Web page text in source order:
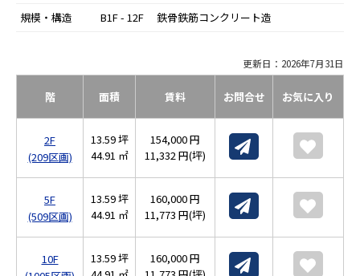
規模・構造
B1F - 12F 鉄骨鉄筋コンクリート造
更新日：2026年7月31日
階 面積 賃料 お問合せ お気に入り
2F
(209区画)
13.59 坪
44.91 ㎡
154,000 円
11,332 円(坪)
5F
(509区画)
13.59 坪
44.91 ㎡
160,000 円
11,773 円(坪)
10F
13.59 坪
160,000 円